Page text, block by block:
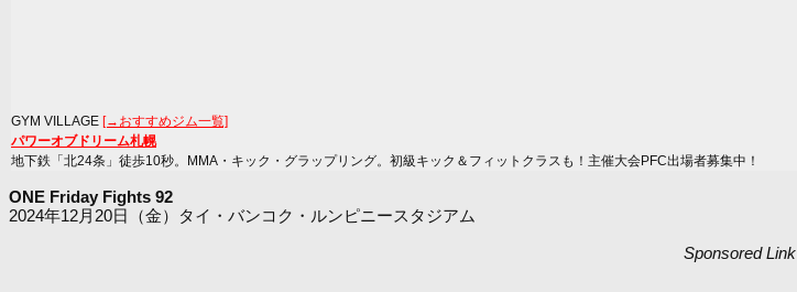
GYM VILLAGE [→おすすめジム一覧]
パワーオブドリーム札幌
地下鉄「北24条」徒歩10秒。MMA・キック・グラップリング。初級キック＆フィットクラスも！主催大会PFC出場者募集中！
ONE Friday Fights 92
2024年12月20日（金）タイ・バンコク・ルンピニースタジアム
Sponsored Link